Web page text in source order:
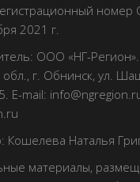
2021 г.
ООО «НГ-
г. Обнинск, ул.
E-mail:
Кошелева Наталья
материалы,